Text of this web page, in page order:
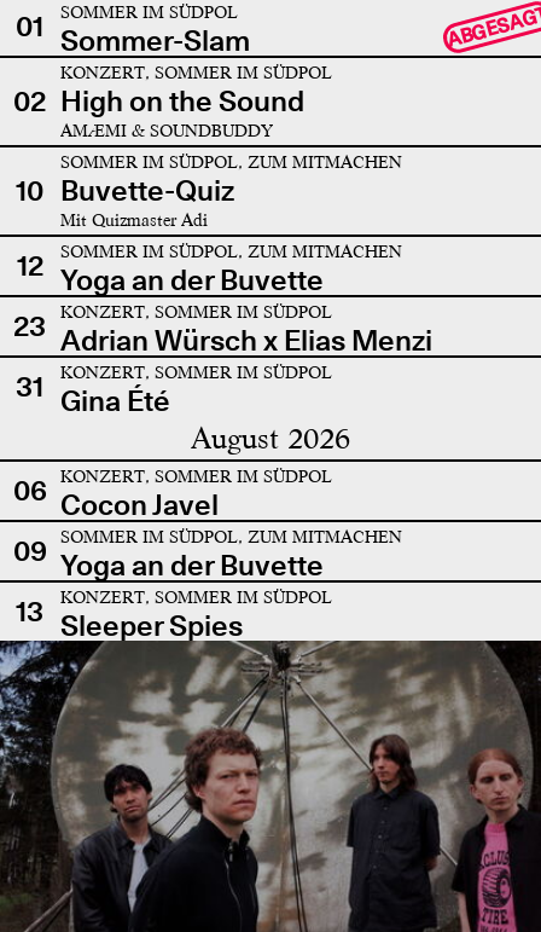
01 SOMMER IM SÜDPOL
Sommer-Slam
02
KONZERT, SOMMER IM SÜDPOL
High on the Sound
AMÆMI & SOUNDBUDDY
10
SOMMER IM SÜDPOL, ZUM MITMACHEN
Buvette-Quiz
Mit Quizmaster Adi
12 SOMMER IM SÜDPOL, ZUM MITMACHEN
Yoga an der Buvette
23
KONZERT, SOMMER IM SÜDPOL
Adrian Würsch x Elias Menzi
31
KONZERT, SOMMER IM SÜDPOL
Gina Été
August 2026
06 KONZERT, SOMMER IM SÜDPOL
Cocon Javel
09
SOMMER IM SÜDPOL, ZUM MITMACHEN
Yoga an der Buvette
13
KONZERT, SOMMER IM SÜDPOL
Sleeper Spies